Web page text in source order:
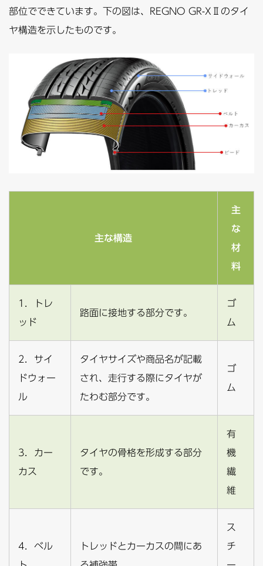
部位でできています。下の図は、REGNO GR-XⅡのタイ
ヤ構造を示したものです。
主な構造
主
な
材
料
1．トレ
ッド
路面に接地する部分です。
ゴ
ム
2．サイ
ドウォー
ル
タイヤサイズや商品名が記載
され、走行する際にタイヤが
たわむ部分です。
ゴ
ム
3．カー
カス
タイヤの骨格を形成する部分
です。
有
機
繊
維
4．ベル
トレッドとカーカスの間にあ
ス
チ